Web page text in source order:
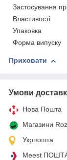
Застосування
Властивості
Упаковка
Форма випуску
Приховати
Умови
Нова Пошта
Магазини
Укрпошта
Meest